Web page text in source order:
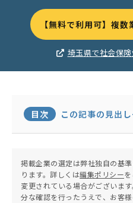
【無料で利用可】複
埼玉県で社会保
目次 この記事の見出
掲載企業の選定は弊社独自の基
ります。詳しくは編集ポリシー
変更されている場合がございま
分な確認を行ったうえで、お客